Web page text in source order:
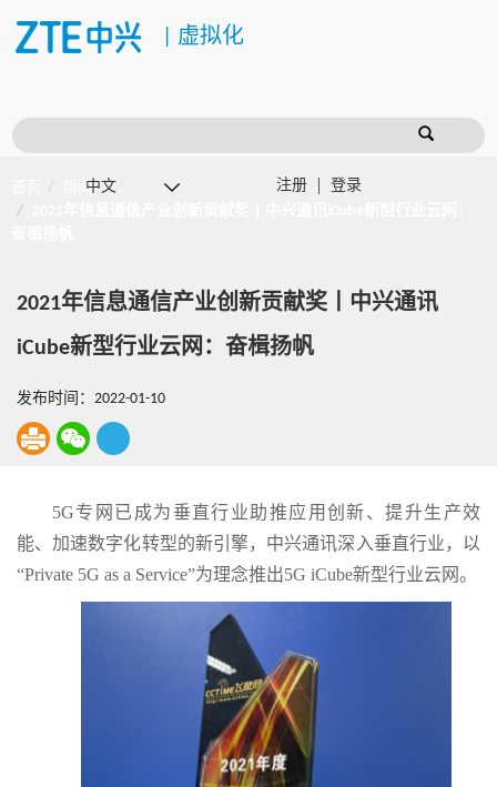
虚拟化
注册 登录
新闻
2021年信息通信产业创新贡献奖丨中兴通讯
iCube新型行业云网：奋楫扬帆
发布时间：2022-01-10
5G专网已成为垂直行业助推应用创新、提升生产效
能、加速数字化转型的新引擎，中兴通讯深入垂直行业，以
“Private 5G as a Service”为理念推出5G iCube新型行业云网。